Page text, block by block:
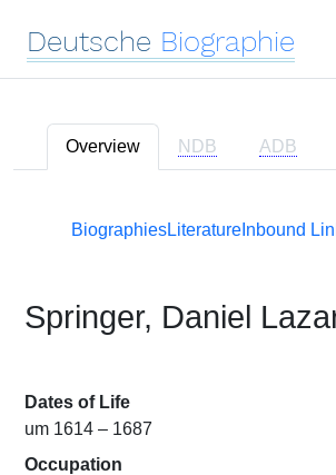
Deutsche Biographie
Overview NDB ADB
BiographiesLiterature Inbound
Springer, Daniel
Dates of Life
um 1614 – 1687
Occupation